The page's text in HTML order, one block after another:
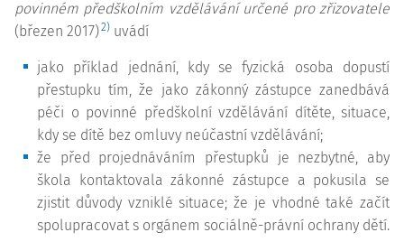
povinném předškolním vzdělávání určené pro zřizovatele
(březen 2017)2) uvádí
jako příklad jednání, kdy se fyzická osoba dopustí
přestupku tím, že jako zákonný zástupce zanedbává
péči o povinné předškolní vzdělávání dítěte, situace,
kdy se dítě bez omluvy neúčastní vzdělávání;
že před projednáváním přestupků je nezbytné, aby
škola kontaktovala zákonné zástupce a pokusila se
zjistit důvody vzniklé situace; že je vhodné také začít
spolupracovat s orgánem sociálně-právní ochrany dětí.